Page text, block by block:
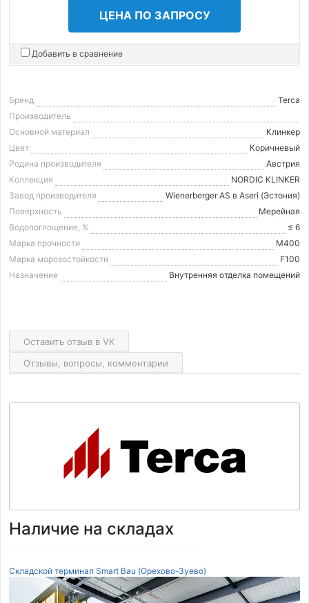
ЦЕНА ПО ЗАПРОСУ
Добавить в сравнение
Бренд
Terca
Производитель
Основной материал
Клинкер
Цвет
Коричневый
Родина производителя
Австрия
Коллекция
NORDIC KLINKER
Завод производителя
Wienerberger AS в Aseri (Эстония)
Поверхность
Мерейная
Водопоглощение, %
≤ 6
Марка прочности
М400
Марка морозостойкости
F100
Назначение
Внутренняя отделка помещений
Оставить отзыв в VK
Отзывы, вопросы, комментарии
Наличие на складах
Складской терминал Smart Bau (Орехово-Зуево)